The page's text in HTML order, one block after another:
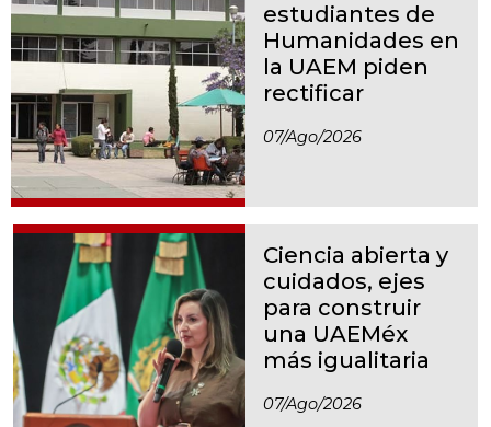
estudiantes de
Humanidades en
la UAEM piden
rectificar
07/ago/2026
Ciencia abierta y
cuidados, ejes
para construir
una UAEMéx
más igualitaria
07/ago/2026